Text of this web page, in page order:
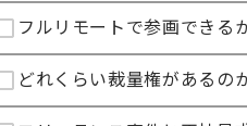
フルリモートで参画できる
どれくらい裁量権があるの